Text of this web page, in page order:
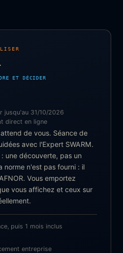
ET DÉCIDER
jusqu'au 31/10/2026
direct en ligne
de vous. Séance de
avec l'Expert SWARM.
une découverte, pas un
norme n'est pas fourni : il
Vous emportez
vous affichez et ceux sur
puis 1 mois inclus
entreprise